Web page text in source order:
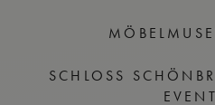
SCHLOSS